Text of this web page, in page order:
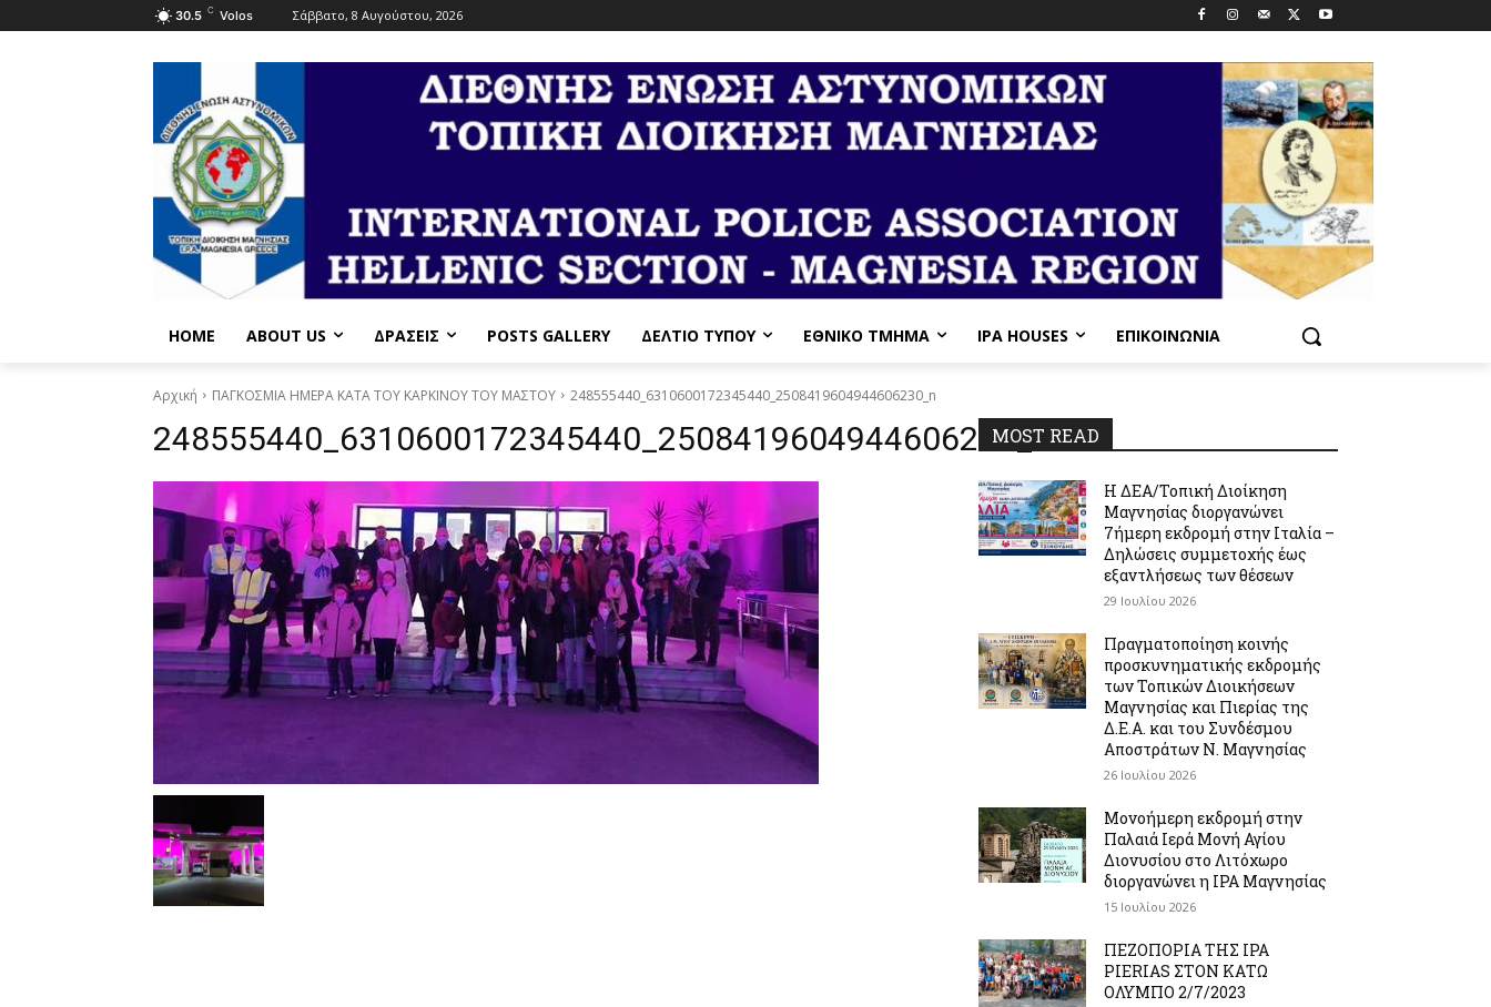
30.5 C Volos Σάββατο, 8 Αυγούστου, 2026
HOME ABOUT US ΔΡΆΣΕΙΣ POSTS GALLERY ΔΕΛΤΙΟ ΤΥΠΟΥ ΕΘΝΙΚΌ ΤΜΉΜΑ IPA HOUSES ΕΠΙΚΟΙΝΩΝΊΑ
Αρχική ΠΑΓΚΟΣΜΙΑ ΗΜΕΡΑ ΚΑΤΑ ΤΟΥ ΚΑΡΚΙΝΟΥ ΤΟΥ ΜΑΣΤΟΥ 248555440_6310600172345440_2508419604944606230_n
248555440_6310600172345440_2508419604944606230_n
MOST READ
Η ΔΕΑ/Τοπική Διοίκηση
Μαγνησίας διοργανώνει
7ήμερη εκδρομή στην Ιταλία –
Δηλώσεις συμμετοχής έως
εξαντλήσεως των θέσεων
29 Ιουλίου 2026
Πραγματοποίηση κοινής
προσκυνηματικής εκδρομής
των Τοπικών Διοικήσεων
Μαγνησίας και Πιερίας της
Δ.Ε.Α. και του Συνδέσμου
Αποστράτων Ν. Μαγνησίας
26 Ιουλίου 2026
Μονοήμερη εκδρομή στην
Παλαιά Ιερά Μονή Αγίου
Διονυσίου στο Λιτόχωρο
διοργανώνει η IPA Μαγνησίας
15 Ιουλίου 2026
ΠΕΖΟΠΟΡΙΑ ΤΗΣ IPA
PIERIAS ΣΤΟΝ ΚΑΤΩ
ΟΛΥΜΠΟ 2/7/2023